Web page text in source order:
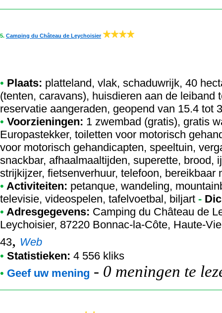
5. Camping du Château de Leychoisier
• Plaats: platteland, vlak, schaduwrijk, 40
(tenten, caravans), huisdieren aan de leiband
reservatie aangeraden, geopend van 15.4 tot
• Voorzieningen: 1 zwembad (gratis), gratis
Europastekker, toiletten voor motorisch
voor motorisch gehandicapten, speeltuin,
snackbar, afhaalmaaltijden, superette, brood,
strijkijzer, fietsenverhuur, telefoon, bereikbaar
• Activiteiten: petanque, wandeling,
televisie, videospelen, tafelvoetbal, biljart -
• Adresgegevens: Camping du Château de
Leychoisier, 87220 Bonnac-la-Côte, Haute-
43, Web
• Statistieken: 4 556 kliks
• Geef uw mening - 0 meningen te